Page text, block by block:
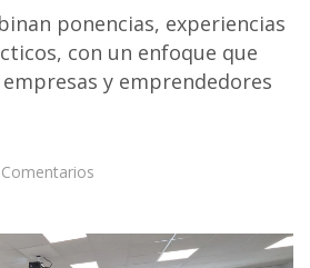
ponencias, experiencias
con un enfoque que
y emprendedores